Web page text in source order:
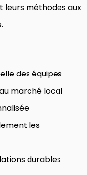
leurs méthodes aux
des équipes
marché local
les
durables